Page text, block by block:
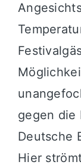
gegen die
Deutsche
Hier